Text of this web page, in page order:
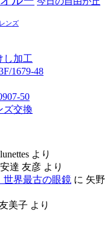
ンズ
し加工
1679-48
50
ズ交換
lunettes より
安達 友彦 より
界最古の眼鏡 に 矢野
美子 より